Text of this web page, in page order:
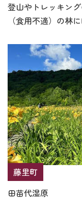
登山やトレッキン
（食用不適）の林
藤里町
田苗代湿原